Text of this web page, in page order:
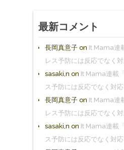
最新コメント
長岡真意子 on It Mama連
レス予防には反応でなく
sasaki,n on It Mama連載
ス予防には反応でなく対応
長岡真意子 on It Mama連
レス予防には反応でなく
sasaki,n on It Mama連載
ス予防には反応でなく対応